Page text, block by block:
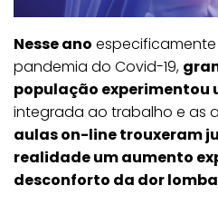
Nesse ano
pandemia do Covid-19,
população experimentou
integrada ao trabalho e as
aulas on-line trouxeram
realidade um aumento
desconforto da dor